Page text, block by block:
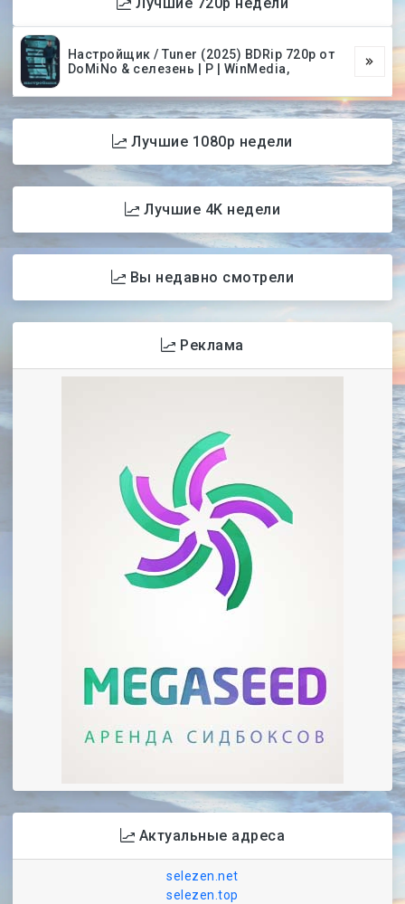
Настройщик / Tuner (2025) BDRip 720p от
DoMiNo & селезень | P | WinMedia,
Лучшие 1080p недели
Лучшие 4K недели
Вы недавно смотрели
Реклама
Актуальные адреса
selezen.net
selezen.top